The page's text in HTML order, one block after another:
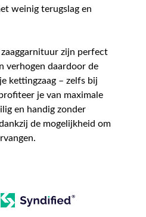
weinig terugslag en
zijn perfect
verhogen daardoor de
kettingzaag – zelfs bij
je van maximale
en handig zonder
de mogelijkheid om